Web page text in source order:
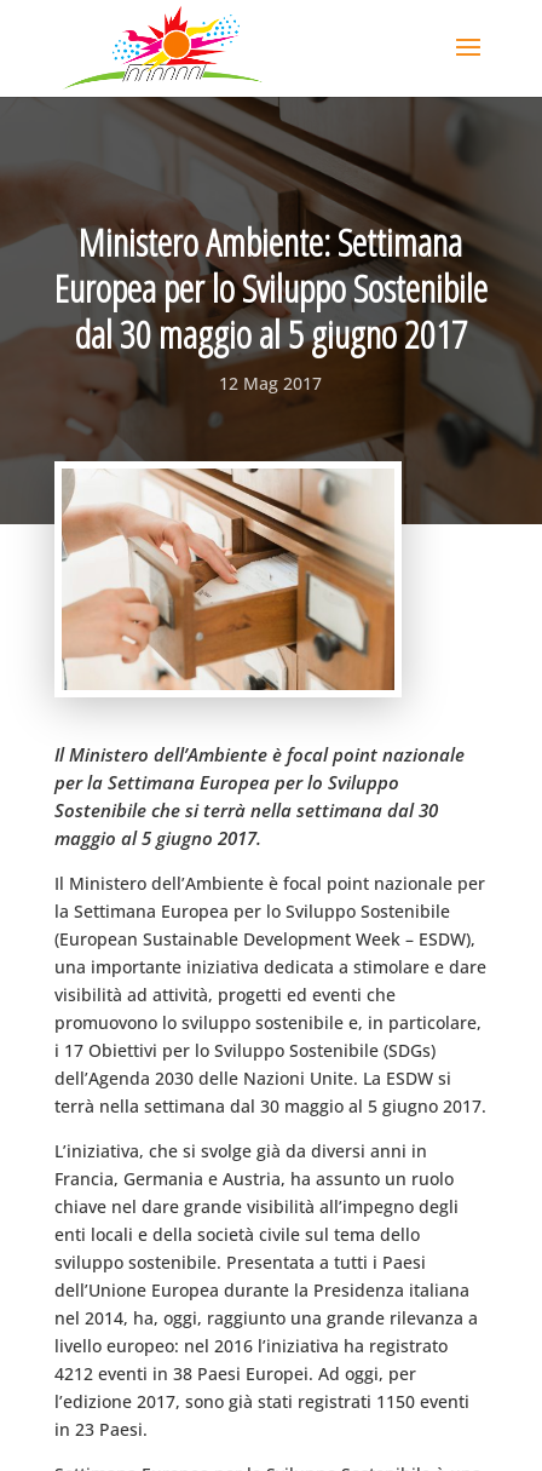
Ministero Ambiente: Settimana
Europea per lo Sviluppo Sostenibile
dal 30 maggio al 5 giugno 2017
12 Mag 2017
Il Ministero dell’Ambiente è focal point nazionale
per la Settimana Europea per lo Sviluppo
Sostenibile che si terrà nella settimana dal 30
maggio al 5 giugno 2017.
Il Ministero dell’Ambiente è focal point nazionale per
la Settimana Europea per lo Sviluppo Sostenibile
(European Sustainable Development Week – ESDW),
una importante iniziativa dedicata a stimolare e dare
visibilità ad attività, progetti ed eventi che
promuovono lo sviluppo sostenibile e, in particolare,
i 17 Obiettivi per lo Sviluppo Sostenibile (SDGs)
dell’Agenda 2030 delle Nazioni Unite. La ESDW si
terrà nella settimana dal 30 maggio al 5 giugno 2017.
L’iniziativa, che si svolge già da diversi anni in
Francia, Germania e Austria, ha assunto un ruolo
chiave nel dare grande visibilità all’impegno degli
enti locali e della società civile sul tema dello
sviluppo sostenibile. Presentata a tutti i Paesi
dell’Unione Europea durante la Presidenza italiana
nel 2014, ha, oggi, raggiunto una grande rilevanza a
livello europeo: nel 2016 l’iniziativa ha registrato
4212 eventi in 38 Paesi Europei. Ad oggi, per
l’edizione 2017, sono già stati registrati 1150 eventi
in 23 Paesi.